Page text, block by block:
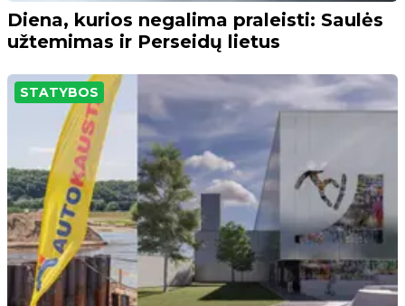
Diena, kurios negalima praleisti: Saulės
užtemimas ir Perseidų lietus
STATYBOS